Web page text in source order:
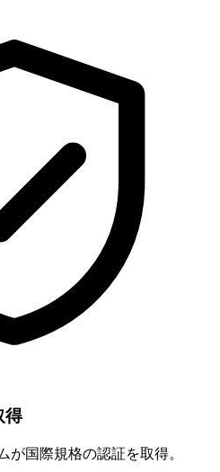
国際規格の認証を取得。